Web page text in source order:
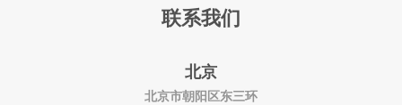
联系我们
北京
北京市朝阳区东三环